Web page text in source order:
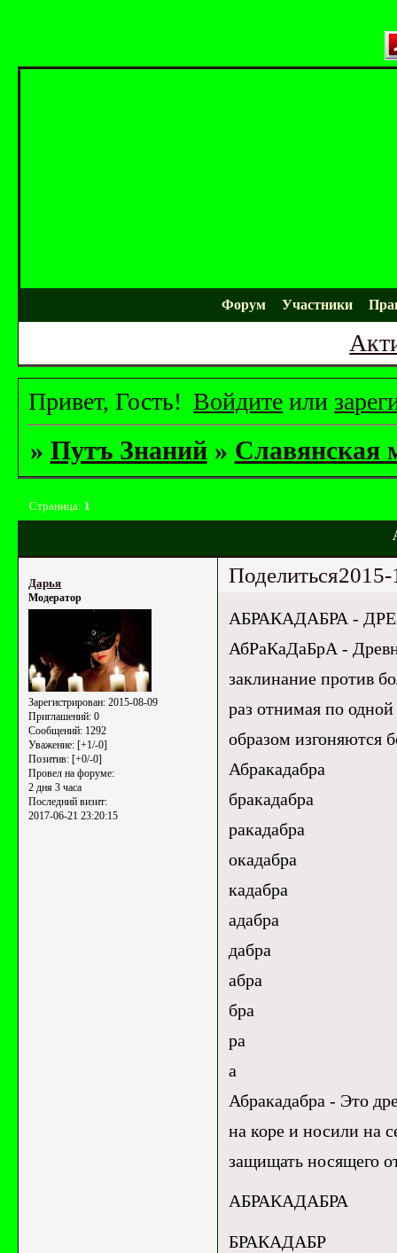
Форум Участники
Привет, Гость! Войдите или
» Путъ Знаний » Славянская
Страница: 1
Поделиться
Дарья
Модератор
Зарегистрирован: 2015-08-09
Приглашений: 0
Сообщений: 1292
Уважение: [+1/-0]
Позитив: [+0/-0]
Провел на форуме:
2 дня 3 часа
Последний визит:
2017-06-21 23:20:15
АБРАКАДАБРА -
АбРаКаДаБрА -
заклинание против
раз отнимая по
образом изгоняются
Абракадабра
бракадабра
ракадабра
окадабра
кадабра
адабра
дабра
абра
бра
ра
а
Абракадабра - Это
на коре и носили на
защищать носящего
АБРАКАДАБРА
БРАКАДАБР